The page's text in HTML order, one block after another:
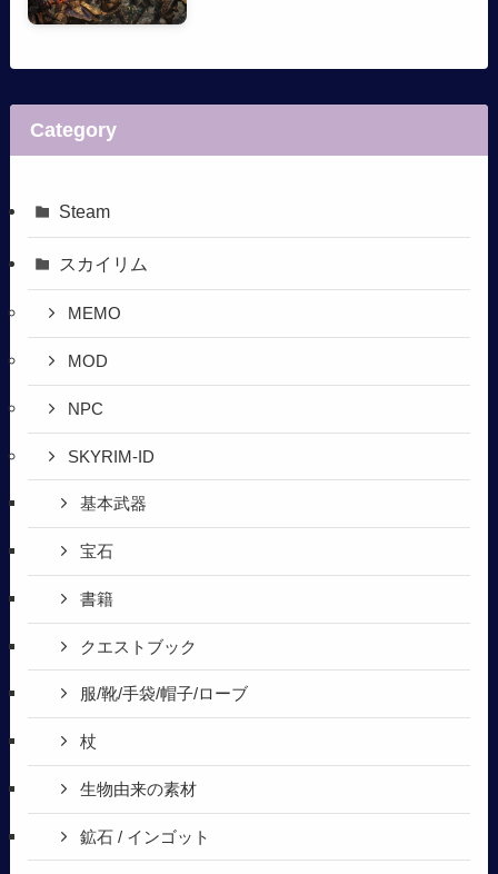
Category
Steam
スカイリム
MEMO
MOD
NPC
SKYRIM-ID
基本武器
宝石
書籍
クエストブック
服/靴/手袋/帽子/ローブ
杖
生物由来の素材
鉱石 / インゴット